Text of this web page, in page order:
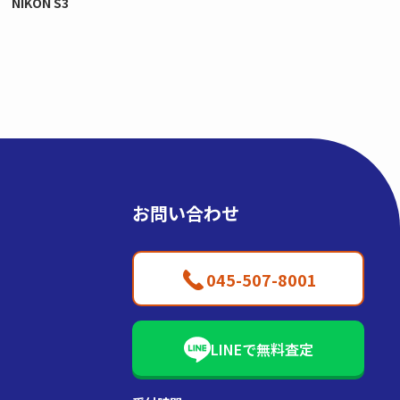
お問い合わせ
045-507-8001
LINEで無料査定